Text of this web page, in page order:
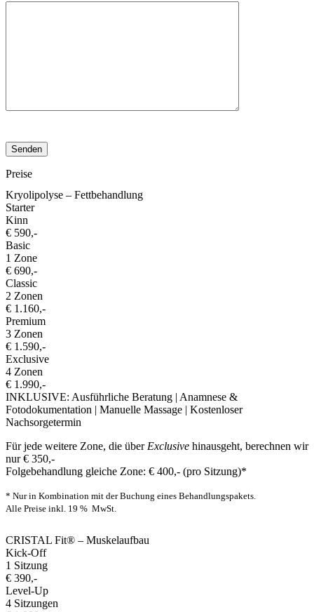
dieses
Feld
leer.
lasse
dieses
Feld
Preise
Kryolipolyse – Fettbehandlung
Starter
Kinn
€ 590,-
Basic
1 Zone
€ 690,-
Classic
2 Zonen
€ 1.160,-
Premium
3 Zonen
€ 1.590,-
Exclusive
4 Zonen
€ 1.990,-
INKLUSIVE: Ausführliche Beratung | Anamnese &
Fotodokumentation | Manuelle Massage | Kostenloser
Nachsorgetermin
Für jede weitere Zone, die über Exclusive hinausgeht, berechnen wir
nur € 350,-
Folgebehandlung gleiche Zone: € 400,- (pro Sitzung)*
* Nur in Kombination mit der Buchung eines Behandlungspakets.
Alle Preise inkl. 19 % MwSt.
CRISTAL Fit® – Muskelaufbau
Kick-Off
1 Sitzung
€ 390,-
Level-Up
4 Sitzungen